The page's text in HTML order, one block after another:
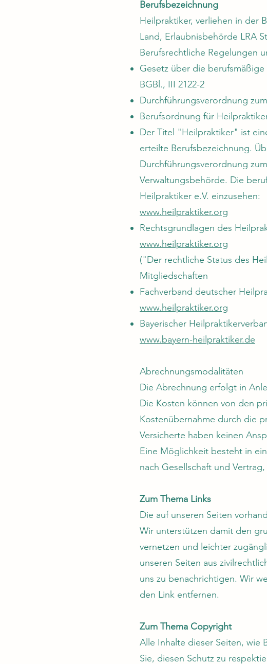
Berufsbezeichnung
Heilpraktiker, verliehen in der
Land, Erlaubnisbehörde LRA
Berufsrechtliche Regelungen
Gesetz über die
BGBl., III 2122-2
Durchführungsverordnung
Berufsordnung für
Der Titel "Heilpraktiker" ist
erteilte Berufsbezeichnung.
Durchführungsverordnung
Verwaltungsbehörde. Die
Heilpraktiker e.V. einzusehen:
www.heilpraktiker.org
Rechtsgrundlagen des
www.heilpraktiker.org
("Der rechtliche Status des
Mitgliedschaften
Fachverband deutscher
www.heilpraktiker.org
Bayerischer
www.bayern-heilpraktiker.de
Abrechnungsmodalitäten
Die Abrechnung erfolgt in
Die Kosten können von den
Kostenübernahme durch die
Versicherte haben keinen
Eine Möglichkeit besteht in
nach Gesellschaft und
Zum Thema Links
Die auf unseren Seiten
Wir unterstützen damit den
vernetzen und leichter
unseren Seiten aus
uns zu benachrichtigen. Wir
den Link entfernen.
Zum Thema Copyright
Alle Inhalte dieser Seiten, wie
Sie, diesen Schutz zu